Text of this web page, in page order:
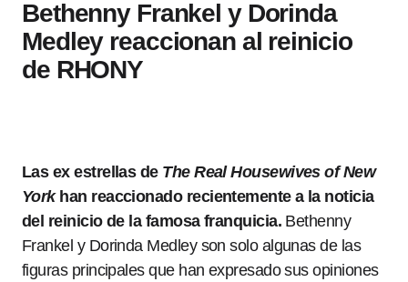
Bethenny Frankel y Dorinda
Medley reaccionan al reinicio
de RHONY
Las ex estrellas de The Real Housewives of New
Yorkhan reaccionado recientemente a la noticia
del reinicio de la famosa franquicia. Bethenny
Frankel y Dorinda Medley son solo algunas de las
figuras principales que han expresado sus opiniones